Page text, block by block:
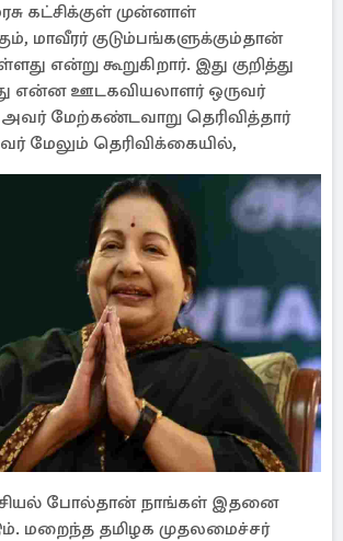
கட்சிக்குள் முன்னாள்
மாவீரர் குடும்பங்களுக்கும்தான்
என்று கூறுகிறார். இது குறித்து
என்ன ஊடகவியலாளர் ஒருவர்
மேற்கண்டவாறு தெரிவித்தார்
மேலும் தெரிவிக்கையில்,
போல்தான் நாங்கள் இதனை
மறைந்த தமிழக முதலமைச்சர்